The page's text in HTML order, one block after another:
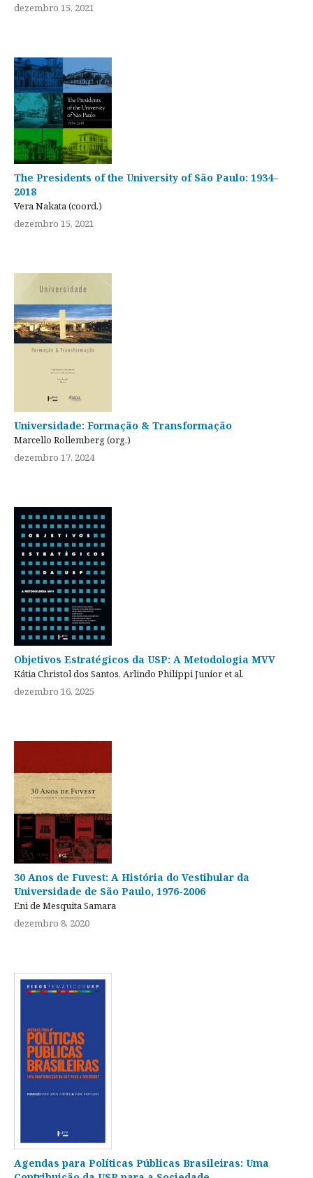
dezembro 15, 2021
The Presidents of the University of São Paulo: 1934–
2018
Vera Nakata (coord.)
dezembro 15, 2021
Universidade: Formação & Transformação
Marcello Rollemberg (org.)
dezembro 17, 2024
Objetivos Estratégicos da USP: A Metodologia MVV
Kátia Christol dos Santos, Arlindo Philippi Junior et al.
dezembro 16, 2025
30 Anos de Fuvest: A História do Vestibular da
Universidade de São Paulo, 1976-2006
Eni de Mesquita Samara
dezembro 8, 2020
Agendas para Políticas Públicas Brasileiras: Uma